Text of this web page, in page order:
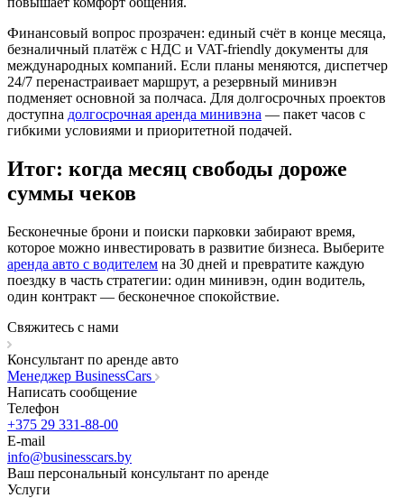
Финансовый вопрос прозрачен: единый счёт в конце месяца,
безналичный платёж с НДС и VAT-friendly документы для
международных компаний. Если планы меняются, диспетчер
24/7 перенастраивает маршрут, а резервный минивэн
подменяет основной за полчаса. Для долгосрочных проектов
доступна долгосрочная аренда минивэна — пакет часов с
гибкими условиями и приоритетной подачей.
Итог: когда месяц свободы дороже
суммы чеков
Бесконечные брони и поиски парковки забирают время,
которое можно инвестировать в развитие бизнеса. Выберите
аренда авто с водителем на 30 дней и превратите каждую
поездку в часть стратегии: один минивэн, один водитель,
один контракт — бесконечное спокойствие.
Свяжитесь с нами
Консультант по аренде авто
Менеджер BusinessСars
Написать сообщение
Телефон
+375 29 331-88-00
E-mail
info@businesscars.by
Ваш персональный консультант по аренде
Услуги